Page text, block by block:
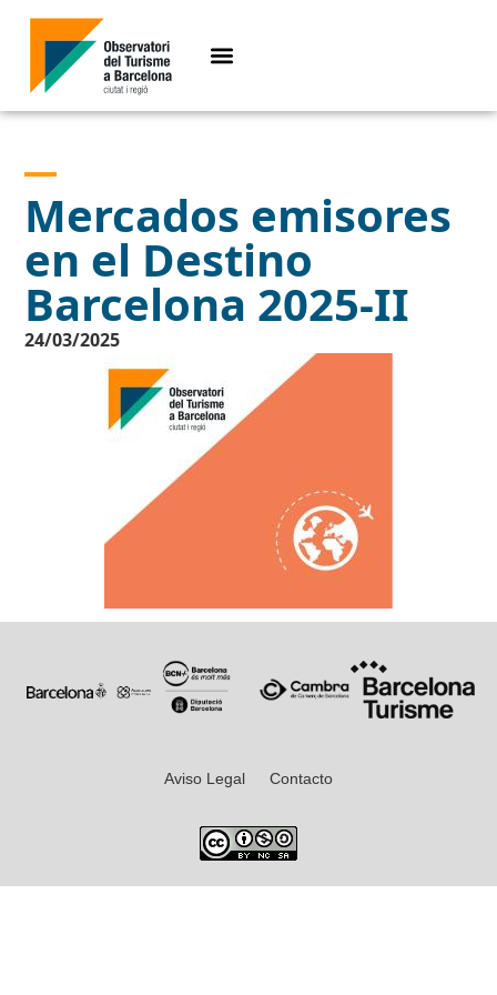
Mercados emisores
en el Destino
Barcelona 2025-II
24/03/2025
Aviso Legal Contacto